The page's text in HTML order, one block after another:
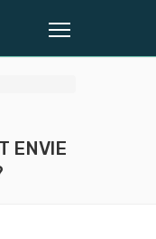
ENVIE